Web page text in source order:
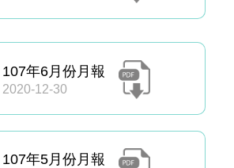
107年6月份月報
2020-12-30
107年5月份月報